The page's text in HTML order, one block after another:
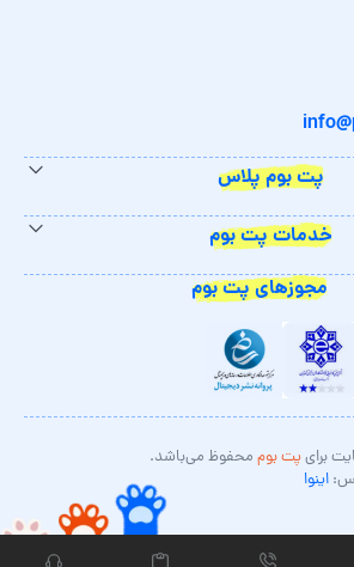
پت بوم پلاس
خدمات پت بوم
مجوزهای پت بوم
پت بوم محفوظ می‌باشد.
اینوا